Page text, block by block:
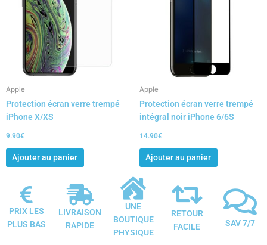
Apple
Protection écran verre trempé
iPhone X/XS
9.90€
Ajouter au panier
Apple
Protection écran verre trempé
intégral noir iPhone 6/6S
14.90€
Ajouter au panier
PRIX LES
PLUS BAS
LIVRAISON
RAPIDE
UNE
BOUTIQUE
PHYSIQUE
RETOUR
FACILE
SAV 7/7